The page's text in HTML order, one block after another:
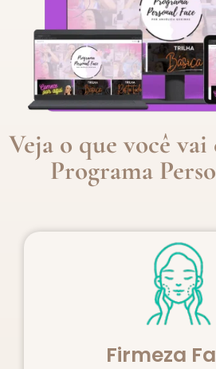
Veja o que você
Programa
Firmeza